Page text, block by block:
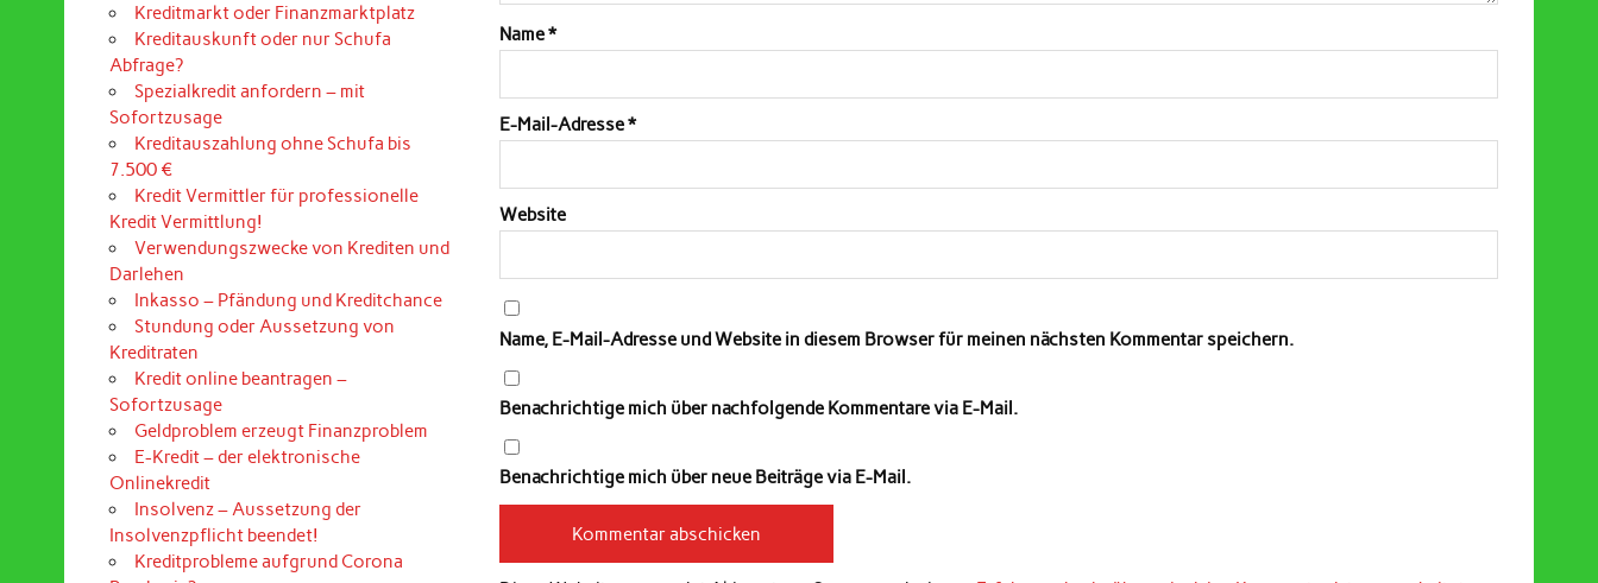
Name*
E-Mail-Adresse*
Website
Name, E-Mail-Adresse und Website in diesem Browser für meinen nächsten Kommentar speichern.
Benachrichtige mich über nachfolgende Kommentare via E-Mail.
Benachrichtige mich über neue Beiträge via E-Mail.
Kreditmarkt oder Finanzmarktplatz
Kreditauskunft oder nur Schufa
Abfrage?
Spezialkredit anfordern – mit
Sofortzusage
Kreditauszahlung ohne Schufa bis
7.500 €
Kredit Vermittler für professionelle
Kredit Vermittlung!
Verwendungszwecke von Krediten und
Darlehen
Inkasso – Pfändung und Kreditchance
Stundung oder Aussetzung von
Kreditraten
Kredit online beantragen –
Sofortzusage
Geldproblem erzeugt Finanzproblem
E-Kredit – der elektronische
Onlinekredit
Insolvenz – Aussetzung der
Insolvenzpflicht beendet!
Kreditprobleme aufgrund Corona